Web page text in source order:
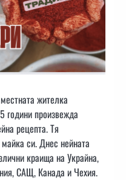
жителка
години произвежда
рецепта. Тя
си. Днес нейната
краища на Украйна,
САЩ, Канада и Чехия.